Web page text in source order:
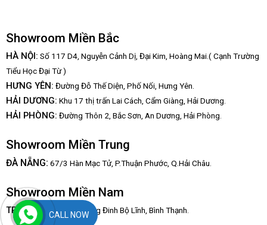
Showroom Miền Bắc
HÀ NỘI: Số 117 D4, Nguyễn Cảnh Dị, Đại Kim, Hoàng Mai.( Cạnh Trường
Tiểu Học Đại Từ )
HƯNG YÊN: Đường Đỗ Thế Diện, Phố Nối, Hưng Yên.
HẢI DƯƠNG: Khu 17 thị trấn Lai Cách, Cẩm Giàng, Hải Dương.
HẢI PHÒNG: Đường Thôn 2, Bắc Sơn, An Dương, Hải Phòng.
Showroom Miền Trung
ĐÀ NẴNG: 67/3 Hàn Mạc Tử, P.Thuận Phước, Q.Hải Châu.
Showroom Miền Nam
TP.HCM:82/2/20, Đường Đinh Bộ Lĩnh, Bình Thạnh.
CALL NOW